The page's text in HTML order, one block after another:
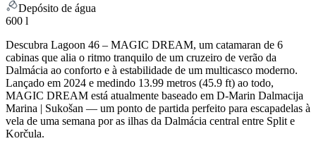
Depósito de água
600 l
Descubra Lagoon 46 – MAGIC DREAM, um catamaran de 6
cabinas que alia o ritmo tranquilo de um cruzeiro de verão da
Dalmácia ao conforto e à estabilidade de um multicasco moderno.
Lançado em 2024 e medindo 13.99 metros (45.9 ft) ao todo,
MAGIC DREAM está atualmente baseado em D-Marin Dalmacija
Marina | Sukošan — um ponto de partida perfeito para escapadelas à
vela de uma semana por as ilhas da Dalmácia central entre Split e
Korčula.